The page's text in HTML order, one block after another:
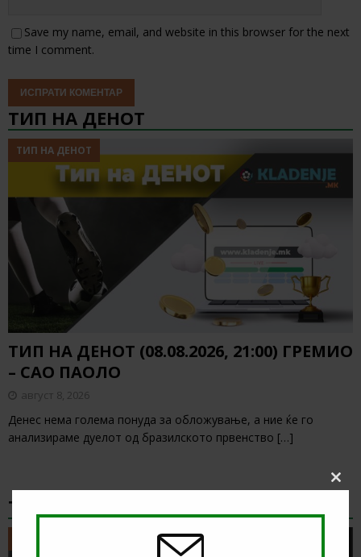
Save my name, email, and website in this browser for the next
time I comment.
ТИП НА ДЕНОТ
ТИП НА ДЕНОТ
ТИП НА ДЕНОТ (08.08.2026, 21:00) ГРЕМИО
– САО ПАОЛО
август 8, 2026
Денес нема голема понуда за обложување, а ние ќе го
анализираме дуелот од бразилското првенство […]
ТИКЕТ НА ДЕНОТ
Close